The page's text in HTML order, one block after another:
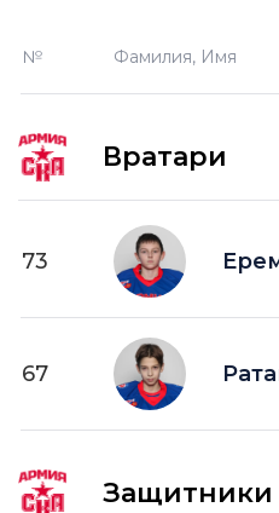
игрока на площадке
-2 —
игроков на площад
шайба забитая в
игрока на площадке
+2 — шайба забитая в
шайба забитая в
№ Фамилия, Имя
Вратари
73
67
Защитники